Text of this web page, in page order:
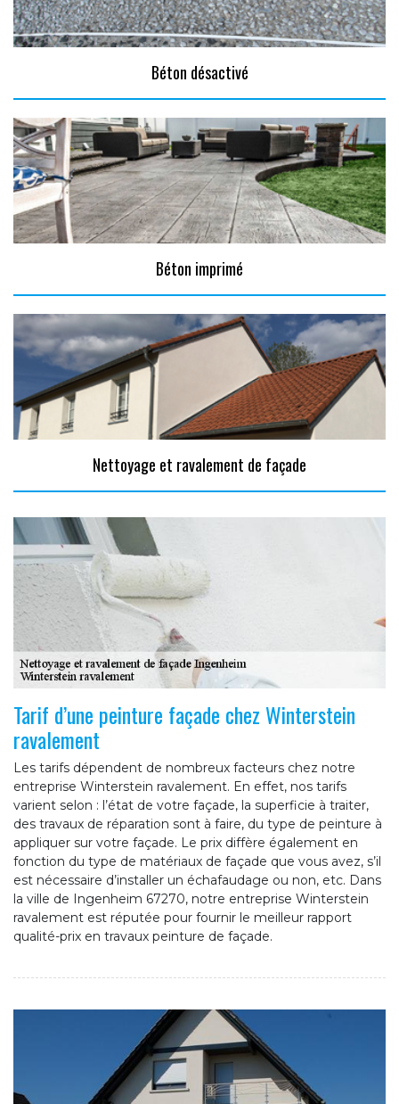
Béton désactivé
Béton imprimé
Nettoyage et ravalement de façade
Tarif d’une peinture façade chez Winterstein
ravalement
Les tarifs dépendent de nombreux facteurs chez notre
entreprise Winterstein ravalement. En effet, nos tarifs
varient selon : l’état de votre façade, la superficie à traiter,
des travaux de réparation sont à faire, du type de peinture à
appliquer sur votre façade. Le prix diffère également en
fonction du type de matériaux de façade que vous avez, s’il
est nécessaire d’installer un échafaudage ou non, etc. Dans
la ville de Ingenheim 67270, notre entreprise Winterstein
ravalement est réputée pour fournir le meilleur rapport
qualité-prix en travaux peinture de façade.